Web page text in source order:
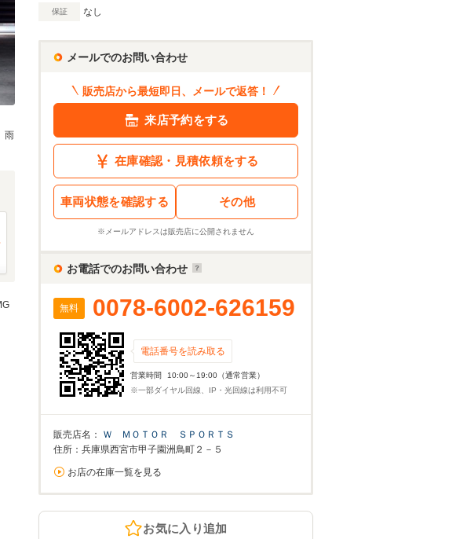
雨
保証 なし
メールでのお問い合わせ
販売店から最短即日、メールで返答！
来店予約をする
在庫確認・見積依頼をする
車両状態を確認する その他
※メールアドレスは販売店に公開されません
お電話でのお問い合わせ
無料 0078-6002-626159
電話番号を読み取る
営業時間
10:00～19:00（通常営業）
※一部ダイヤル回線、IP・光回線は利用不可
販売店名： Ｗ ＭＯＴＯＲ ＳＰＯＲＴＳ
住所：兵庫県西宮市甲子園洲鳥町２－５
お店の在庫一覧を見る
お気に入り追加
借入額